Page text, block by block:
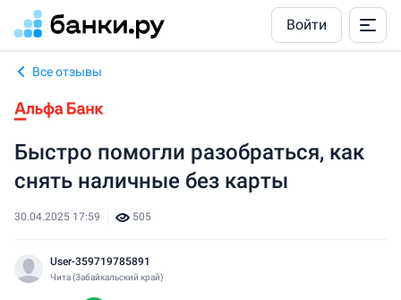
Войти
Все отзывы
Быстро помогли разобраться, как
снять наличные без карты
30.04.2025 17:59 505
User-359719785891
Чита (Забайкальский край)